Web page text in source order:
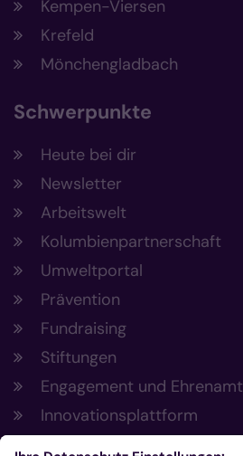
Kempen-Viersen
Krefeld
Mönchengladbach
Schwerpunkte
Heute bei dir
Newsletter
Arbeitswelt
Kolumbienpartnerschaft
Umweltportal
Prävention
Fundraising
Stiftungen
Engagement und Ehrenamt
Innovationsplattform